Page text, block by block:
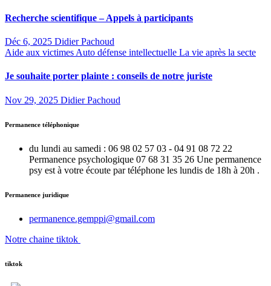
Recherche scientifique – Appels à participants
Déc 6, 2025 Didier Pachoud
Aide aux victimes Auto défense intellectuelle La vie après la secte
Je souhaite porter plainte : conseils de notre juriste
Nov 29, 2025 Didier Pachoud
Permanence téléphonique
du lundi au samedi : 06 98 02 57 03 - 04 91 08 72 22
Permanence psychologique 07 68 31 35 26 Une permanence
psy est à votre écoute par téléphone les lundis de 18h à 20h .
Permanence juridique
permanence.gemppi@gmail.com
Notre chaine tiktok
tiktok